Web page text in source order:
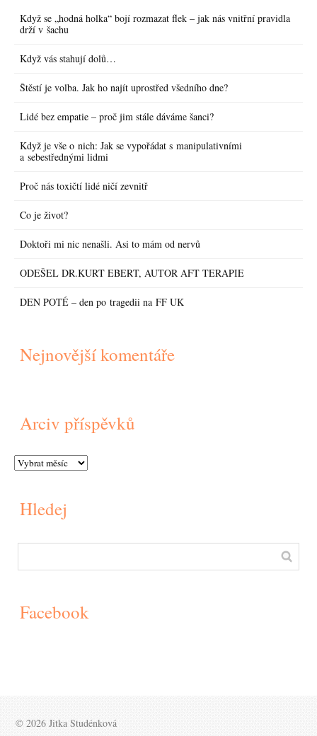
Když se „hodná holka“ bojí rozmazat flek – jak nás vnitřní pravidla
drží v šachu
Když vás stahují dolů…
Štěstí je volba. Jak ho najít uprostřed všedního dne?
Lidé bez empatie – proč jim stále dáváme šanci?
Když je vše o nich: Jak se vypořádat s manipulativními
a sebestřednými lidmi
Proč nás toxičtí lidé ničí zevnitř
Co je život?
Doktoři mi nic nenašli. Asi to mám od nervů
ODEŠEL DR.KURT EBERT, AUTOR AFT TERAPIE
DEN POTÉ – den po tragedii na FF UK
Nejnovější komentáře
Arciv příspěvků
Hledej
Facebook
© 2026 Jitka Studénková